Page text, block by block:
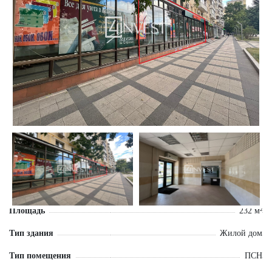
Площадь 232 м²
Тип здания Жилой дом
Тип помещения ПСН